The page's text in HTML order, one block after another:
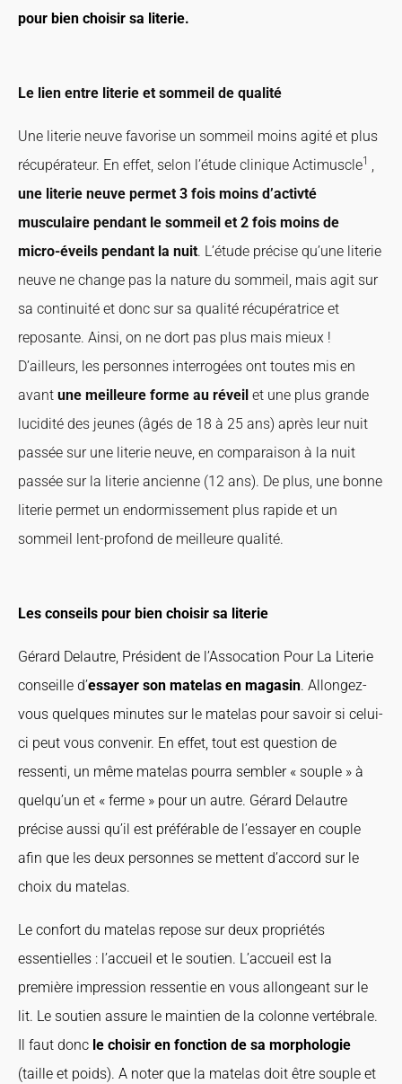
pour bien choisir sa literie.
Le lien entre literie et sommeil de qualité
Une literie neuve favorise un sommeil moins agité et plus
récupérateur. En effet, selon l’étude clinique Actimuscle1 ,
une literie neuve permet 3 fois moins d’activté
musculaire pendant le sommeil et 2 fois moins de
micro-éveils pendant la nuit. L’étude précise qu’une literie
neuve ne change pas la nature du sommeil, mais agit sur
sa continuité et donc sur sa qualité récupératrice et
reposante. Ainsi, on ne dort pas plus mais mieux !
D’ailleurs, les personnes interrogées ont toutes mis en
avant une meilleure forme au réveil et une plus grande
lucidité des jeunes (âgés de 18 à 25 ans) après leur nuit
passée sur une literie neuve, en comparaison à la nuit
passée sur la literie ancienne (12 ans). De plus, une bonne
literie permet un endormissement plus rapide et un
sommeil lent-profond de meilleure qualité.
Les conseils pour bien choisir sa literie
Gérard Delautre, Président de l’Assocation Pour La Literie
conseille d’essayer son matelas en magasin. Allongez-
vous quelques minutes sur le matelas pour savoir si celui-
ci peut vous convenir. En effet, tout est question de
ressenti, un même matelas pourra sembler « souple » à
quelqu’un et « ferme » pour un autre. Gérard Delautre
précise aussi qu’il est préférable de l’essayer en couple
afin que les deux personnes se mettent d’accord sur le
choix du matelas.
Le confort du matelas repose sur deux propriétés
essentielles : l’accueil et le soutien. L’accueil est la
première impression ressentie en vous allongeant sur le
lit. Le soutien assure le maintien de la colonne vertébrale.
Il faut donc le choisir en fonction de sa morphologie
(taille et poids). A noter que la matelas doit être souple et